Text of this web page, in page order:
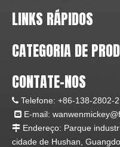
LINKS RÁPIDOS
CATEGORIA DE
CONTATE-NOS
 Telefone: +86-138-2802-
 E-mail:
 Endereço: Parque
cidade de Hushan,